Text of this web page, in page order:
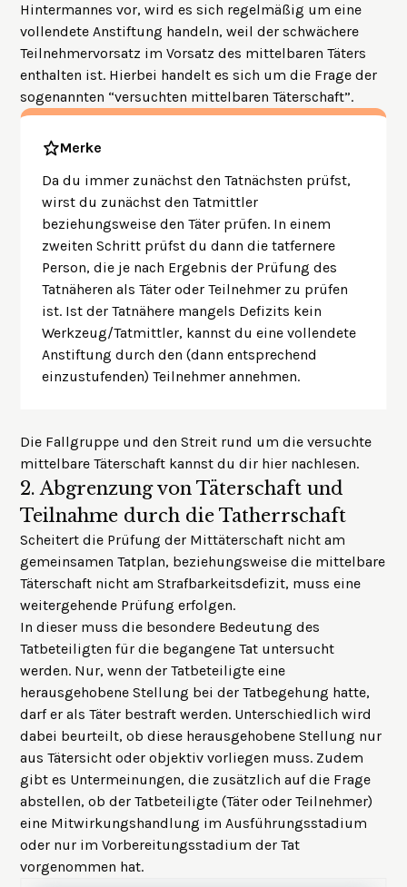
Hintermannes vor, wird es sich regelmäßig um eine
vollendete Anstiftung handeln, weil der schwächere
Teilnehmervorsatz im Vorsatz des mittelbaren Täters
enthalten ist. Hierbei handelt es sich um die Frage der
sogenannten “versuchten mittelbaren Täterschaft”.
Merke
Da du immer zunächst den Tatnächsten prüfst,
wirst du zunächst den Tatmittler
beziehungsweise den Täter prüfen. In einem
zweiten Schritt prüfst du dann die tatfernere
Person, die je nach Ergebnis der Prüfung des
Tatnäheren als Täter oder Teilnehmer zu prüfen
ist. Ist der Tatnähere mangels Defizits kein
Werkzeug/Tatmittler, kannst du eine vollendete
Anstiftung durch den (dann entsprechend
einzustufenden) Teilnehmer annehmen.
Die Fallgruppe und den Streit rund um die versuchte
mittelbare Täterschaft kannst du dir hier nachlesen.
2. Abgrenzung von Täterschaft und
Teilnahme durch die Tatherrschaft
Scheitert die Prüfung der Mittäterschaft nicht am
gemeinsamen Tatplan, beziehungsweise die mittelbare
Täterschaft nicht am Strafbarkeitsdefizit, muss eine
weitergehende Prüfung erfolgen.
In dieser muss die besondere Bedeutung des
Tatbeteiligten für die begangene Tat untersucht
werden. Nur, wenn der Tatbeteiligte eine
herausgehobene Stellung bei der Tatbegehung hatte,
darf er als Täter bestraft werden. Unterschiedlich wird
dabei beurteilt, ob diese herausgehobene Stellung nur
aus Tätersicht oder objektiv vorliegen muss. Zudem
gibt es Untermeinungen, die zusätzlich auf die Frage
abstellen, ob der Tatbeteiligte (Täter oder Teilnehmer)
eine Mitwirkungshandlung im Ausführungsstadium
oder nur im Vorbereitungsstadium der Tat
vorgenommen hat.